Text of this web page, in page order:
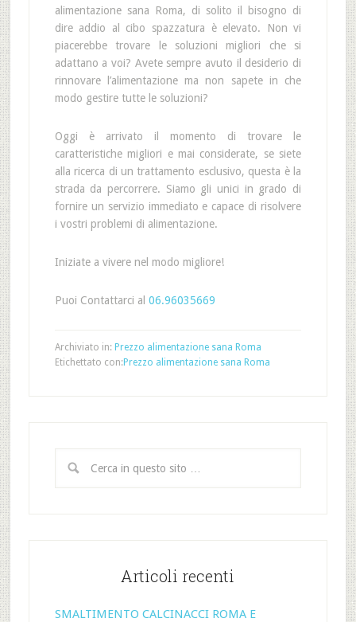
alimentazione sana Roma, di solito il bisogno di
dire addio al cibo spazzatura è elevato. Non vi
piacerebbe trovare le soluzioni migliori che si
adattano a voi? Avete sempre avuto il desiderio di
rinnovare l’alimentazione ma non sapete in che
modo gestire tutte le soluzioni?
Oggi è arrivato il momento di trovare le
caratteristiche migliori e mai considerate, se siete
alla ricerca di un trattamento esclusivo, questa è la
strada da percorrere. Siamo gli unici in grado di
fornire un servizio immediato e capace di risolvere
i vostri problemi di alimentazione.
Iniziate a vivere nel modo migliore!
Puoi Contattarci al 06.96035669
Archiviato in: Prezzo alimentazione sana Roma
Etichettato con: Prezzo alimentazione sana Roma
Articoli recenti
SMALTIMENTO CALCINACCI ROMA E